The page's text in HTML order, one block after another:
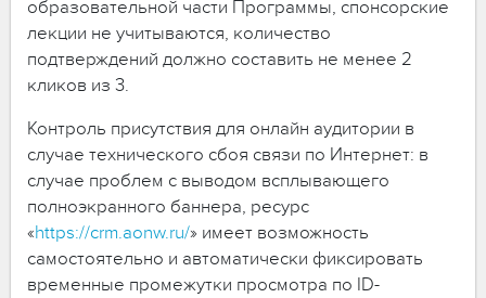
образовательной части Программы, спонсорские
лекции не учитываются, количество
подтверждений должно составить не менее 2
кликов из 3.
Контроль присутствия для онлайн аудитории в
случае технического сбоя связи по Интернет: в
случае проблем с выводом всплывающего
полноэкранного баннера, ресурс
«https://crm.aonw.ru/» имеет возможность
самостоятельно и автоматически фиксировать
временные промежутки просмотра по ID-